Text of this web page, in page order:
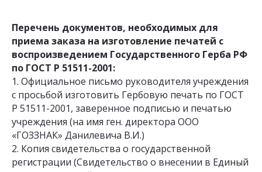
Перечень документов, необходимых для
приема заказа на изготовление печатей с
воспроизведением Государственного Герба РФ
по ГОСТ Р 51511-2001:
1. Официальное письмо руководителя учреждения
с просьбой изготовить Гербовую печать по ГОСТ
Р 51511-2001, заверенное подписью и печатью
учреждения (на имя ген. директора ООО
«ГОЗЗНАК» Данилевича В.И.)
2. Копия свидетельства о государственной
регистрации (Свидетельство о внесении в Единый